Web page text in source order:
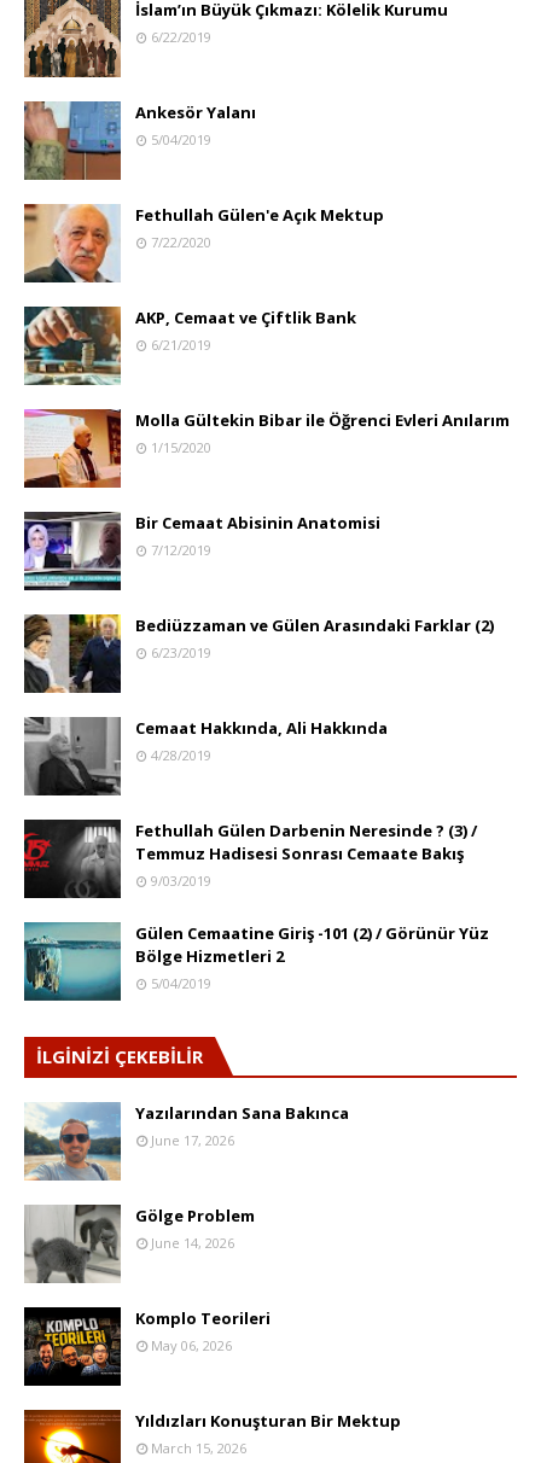
İslam’ın Büyük Çıkmazı: Kölelik Kurumu
6/22/2019
Ankesör Yalanı
5/04/2019
Fethullah Gülen'e Açık Mektup
7/22/2020
AKP, Cemaat ve Çiftlik Bank
6/21/2019
Molla Gültekin Bibar ile Öğrenci Evleri Anılarım
1/15/2020
Bir Cemaat Abisinin Anatomisi
7/12/2019
Bediüzzaman ve Gülen Arasındaki Farklar (2)
6/23/2019
Cemaat Hakkında, Ali Hakkında
4/28/2019
Fethullah Gülen Darbenin Neresinde ? (3) /
Temmuz Hadisesi Sonrası Cemaate Bakış
9/03/2019
Gülen Cemaatine Giriş -101 (2) / Görünür Yüz
Bölge Hizmetleri 2
5/04/2019
İLGİNİZİ ÇEKEBİLİR
Yazılarından Sana Bakınca
June 17, 2026
Gölge Problem
June 14, 2026
Komplo Teorileri
May 06, 2026
Yıldızları Konuşturan Bir Mektup
March 15, 2026